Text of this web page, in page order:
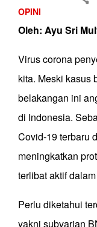
OPINI
Oleh: Ayu Sri
Virus corona
kita. Meski kasus
belakangan ini
di Indonesia.
Covid-19 terbaru
meningkatkan
terlibat aktif
Perlu diketahui
yakni subvarian